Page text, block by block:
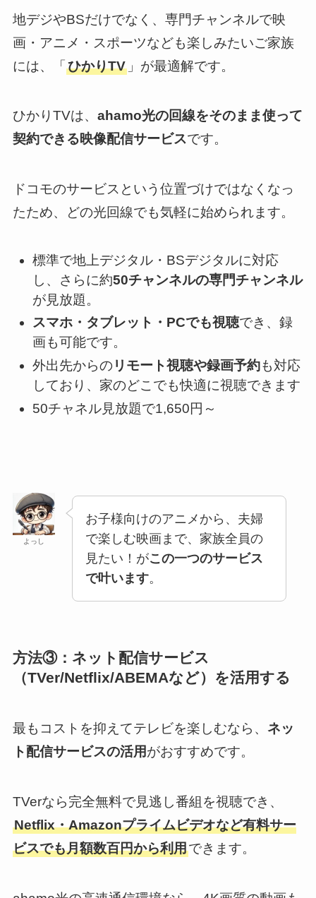
地デジやBSだけでなく、専門チャンネルで映
画・アニメ・スポーツなども楽しみたいご家族
には、「ひかりTV」が最適解です。
ひかりTVは、 ahamo光の回線をそのまま使って
契約できる映像配信サービスです。
ドコモのサービスという位置づけではなくなっ
たため、どの光回線でも気軽に始められます。
標準で地上デジタル・BSデジタルに対応
し、さらに約50チャンネルの専門チャンネル
が見放題。
スマホ・タブレット・PCでも視聴でき、録
画も可能です。
外出先からのリモート視聴や録画予約も対応
しており、家のどこでも快適に視聴できます
50チャネル見放題で1,650円～
よっし
お子様向けのアニメから、夫婦
で楽しむ映画まで、家族全員の
見たい！がこの一つのサービス
で叶います。
方法③：ネット配信サービス
（TVer/Netflix/ABEMAなど）を活用する
最もコストを抑えてテレビを楽しむなら、 ネッ
ト配信サービスの活用がおすすめです。
TVerなら完全無料で見逃し番組を視聴でき、
Netflix・Amazonプライムビデオなど有料サー
ビスでも月額数百円から利用できます。